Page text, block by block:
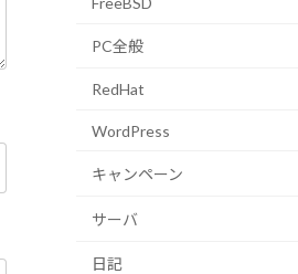
PC全般
RedHat
WordPress
キャンペーン
サーバ
日記